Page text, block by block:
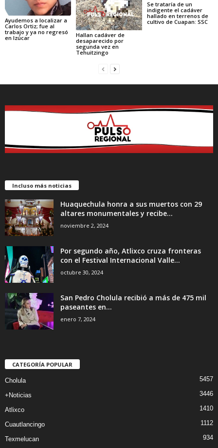
Ayudemos a localizar a
Carlos Ortiz; fue al
trabajo y ya no regresó
en Izúcar
Hallan cadáver de
desaparecido por
segunda vez en
Tehuitzingo
Se trataría de un
indigente el cadáver
hallado en terrenos de
cultivo de Cuapan: SSC
Incluso más noticias
Huaquechula honra a sus muertos con 29
altares monumentales y recibe...
noviembre 2, 2024
Por segundo año, Atlixco cruza fronteras
con el Festival Internacional Valle...
octubre 30, 2024
San Pedro Cholula recibió a más de 475 mil
paseantes en...
enero 7, 2024
CATEGORÍA POPULAR
Cholula 5457
+Noticias 3446
Atlixco 1410
Cuautlancingo 1112
Texmelucan 934